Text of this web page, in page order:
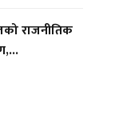
राजनीतिक